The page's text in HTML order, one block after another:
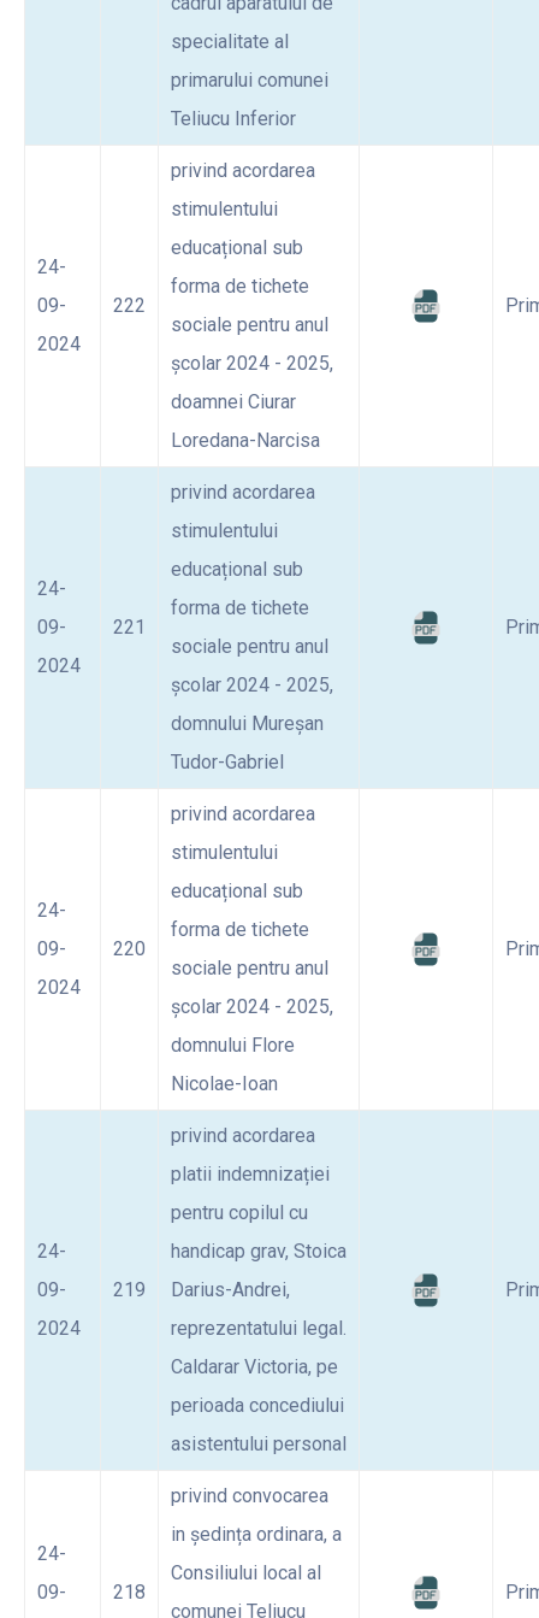
specialitate al
primarului comunei
Teliucu Inferior
24-
09-
2024
222
privind acordarea
stimulentului
educațional sub
forma de tichete
sociale pentru anul
școlar 2024 - 2025,
doamnei Ciurar
Loredana-Narcisa
24-
09-
2024
221
privind acordarea
stimulentului
educațional sub
forma de tichete
sociale pentru anul
școlar 2024 - 2025,
domnului Mureșan
Tudor-Gabriel
24-
09-
2024
220
privind acordarea
stimulentului
educațional sub
forma de tichete
sociale pentru anul
școlar 2024 - 2025,
domnului Flore
Nicolae-Ioan
24-
09-
2024
219
privind acordarea
platii indemnizației
pentru copilul cu
handicap grav, Stoica
Darius-Andrei,
reprezentatului legal.
Caldarar Victoria, pe
perioada concediului
asistentului personal
24-
09-
218
privind convocarea
in ședința ordinara, a
Consiliului local al
comunei Teliucu